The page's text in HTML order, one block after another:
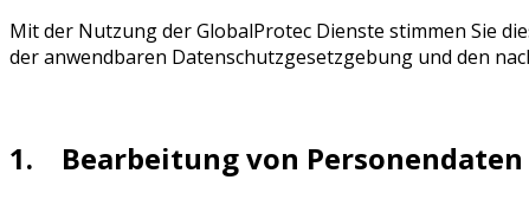
Mit der Nutzung der GlobalProtec Dienste stimmen Sie
der anwendbaren Datenschutzgesetzgebung und den
1. Bearbeitung von Personendaten